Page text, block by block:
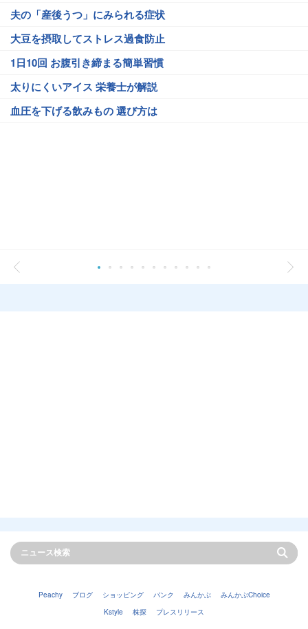
夫の「産後うつ」にみられる症状
大豆を摂取してストレス過食防止
1日10回 お腹引き締まる簡単習慣
太りにくいアイス 栄養士が解説
血圧を下げる飲みもの 選び方は
Peachy ブログ ショッピング バンク みんかぶ
みんかぶChoice
Kstyle
株探 プレスリリース